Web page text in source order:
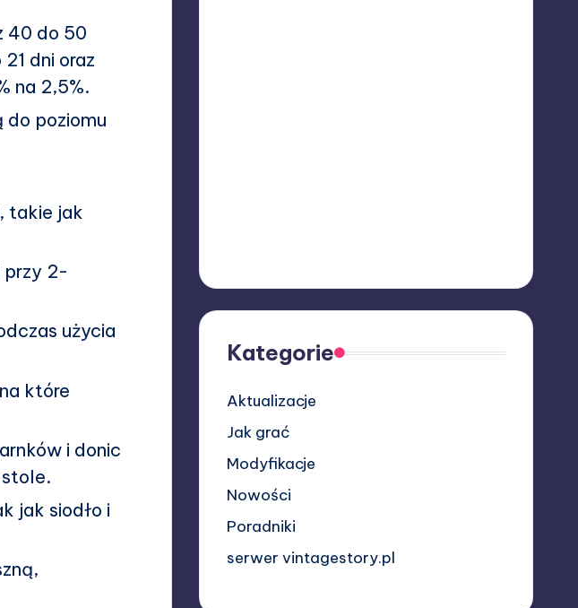
40 do 50
dni oraz
na 2,5%.
do poziomu
takie jak
przy 2-
użycia
które
i donic
jak siodło i
Kategorie
Aktualizacje
Jak grać
Modyfikacje
Nowości
Poradniki
serwer vintagestory.pl